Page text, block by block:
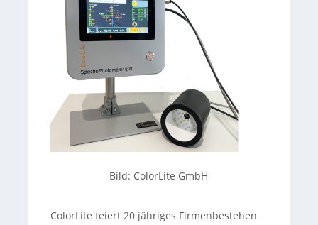
Bild: ColorLite GmbH
ColorLite feiert 20 jähriges Firmenbestehen